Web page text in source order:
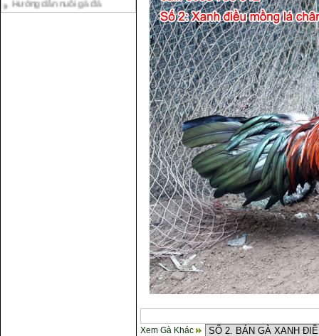
Tại sao bạn cần biết cách nuôi
Xem Gà Khác